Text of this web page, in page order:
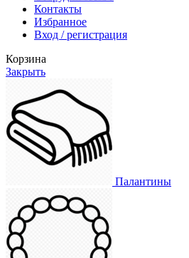
Контакты
Избранное
Вход / регистрация
Корзина
Закрыть
Палантины